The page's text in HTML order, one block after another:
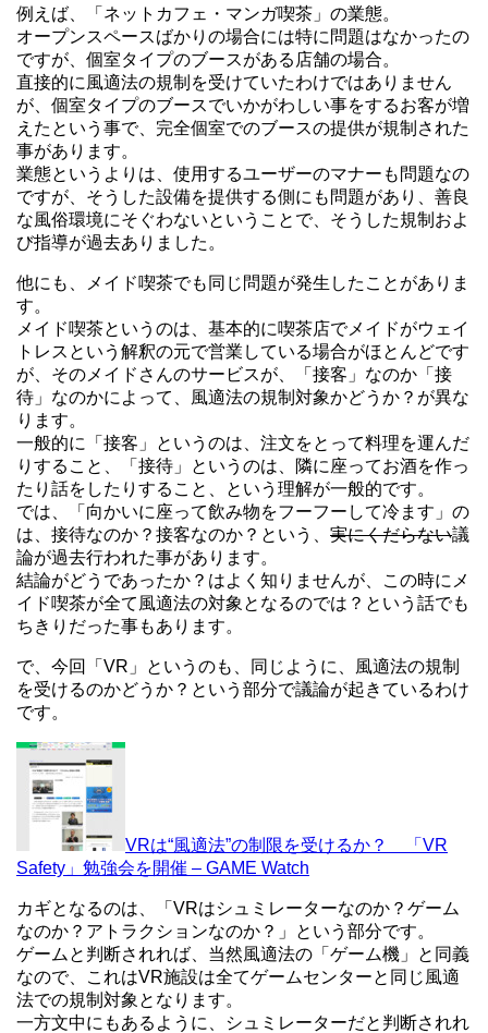
例えば、「ネットカフェ・マンガ喫茶」の業態。
オープンスペースばかりの場合には特に問題はなかったの
ですが、個室タイプのブースがある店舗の場合。
直接的に風適法の規制を受けていたわけではありません
が、個室タイプのブースでいかがわしい事をするお客が増
えたという事で、完全個室でのブースの提供が規制された
事があります。
業態というよりは、使用するユーザーのマナーも問題なの
ですが、そうした設備を提供する側にも問題があり、善良
な風俗環境にそぐわないということで、そうした規制およ
び指導が過去ありました。
他にも、メイド喫茶でも同じ問題が発生したことがありま
す。
メイド喫茶というのは、基本的に喫茶店でメイドがウェイ
トレスという解釈の元で営業している場合がほとんどです
が、そのメイドさんのサービスが、「接客」なのか「接
待」なのかによって、風適法の規制対象かどうか？が異な
ります。
一般的に「接客」というのは、注文をとって料理を運んだ
りすること、「接待」というのは、隣に座ってお酒を作っ
たり話をしたりすること、という理解が一般的です。
では、「向かいに座って飲み物をフーフーして冷ます」の
は、接待なのか？接客なのか？という、 実にくだらない議
論が過去行われた事があります。
結論がどうであったか？はよく知りませんが、この時にメ
イド喫茶が全て風適法の対象となるのでは？という話でも
ちきりだった事もあります。
で、今回「VR」というのも、同じように、風適法の規制
を受けるのかどうか？という部分で議論が起きているわけ
です。
VRは“風適法”の制限を受けるか？ 「VR
Safety」勉強会を開催 – GAME Watch
カギとなるのは、「VRはシュミレーターなのか？ゲーム
なのか？アトラクションなのか？」という部分です。
ゲームと判断されれば、当然風適法の「ゲーム機」と同義
なので、これはVR施設は全てゲームセンターと同じ風適
法での規制対象となります。
一方文中にもあるように、シュミレーターだと判断されれ